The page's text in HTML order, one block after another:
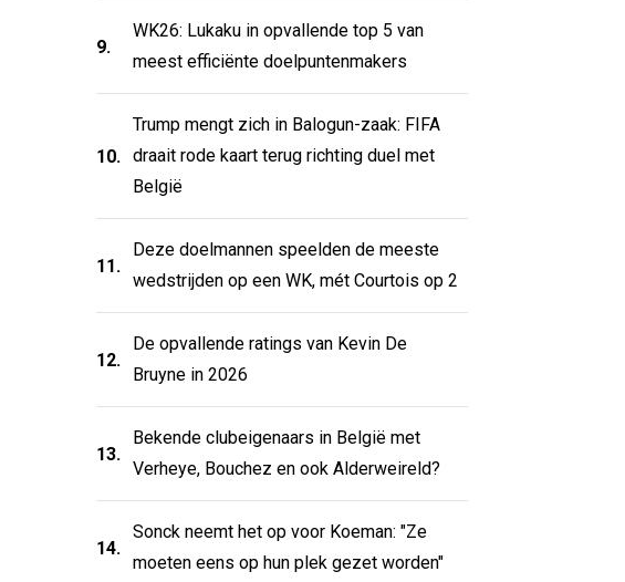
9.
WK26: Lukaku in opvallende top 5 van
meest efficiënte doelpuntenmakers
10.
Trump mengt zich in Balogun-zaak: FIFA
draait rode kaart terug richting duel met
België
11.
Deze doelmannen speelden de meeste
wedstrijden op een WK, mét Courtois op 2
12.
De opvallende ratings van Kevin De
Bruyne in 2026
13.
Bekende clubeigenaars in België met
Verheye, Bouchez en ook Alderweireld?
14.
Sonck neemt het op voor Koeman: "Ze
moeten eens op hun plek gezet worden"